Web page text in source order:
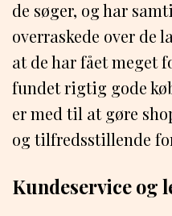
de søger, og har
overraskede over de
at de har fået meget
fundet rigtig gode
er med til at gøre
og tilfredsstillende
Kundeservice og